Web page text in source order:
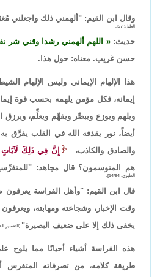
وقال ابن القيم: "ألهمني ذلك واجعلني
العليل: 57].
حديث: اللهم ألهمني رشدا وقني شر
حسن غريب. معناه: حول هذا.
هذا الإلهام الإيماني وليس الإلهام
إيمانه، فكل مؤمن يلهمه بحسب قوة
ويلهم ويوزع ويبصِّر ويفهِّم ويعلِّم، ويرزق
أيضاً، نور يقذفه الله في القلب يفرِّق
والصادق والكاذب،
إِنَّ فِي ذَلِكَ
هم المتوسمون؟ قال مجاهد:
الطبري: 14/94].
قال ابن القيم: "وأهل الفراسة
وقت الإخبار، وشجاعته ومهابته،
يخفى ذلك إلا على ضعيف البصيرة" [التفسير
هذه الفراسة أشياء أحيانًا مما
طريقة كلامه، من تصرفاته